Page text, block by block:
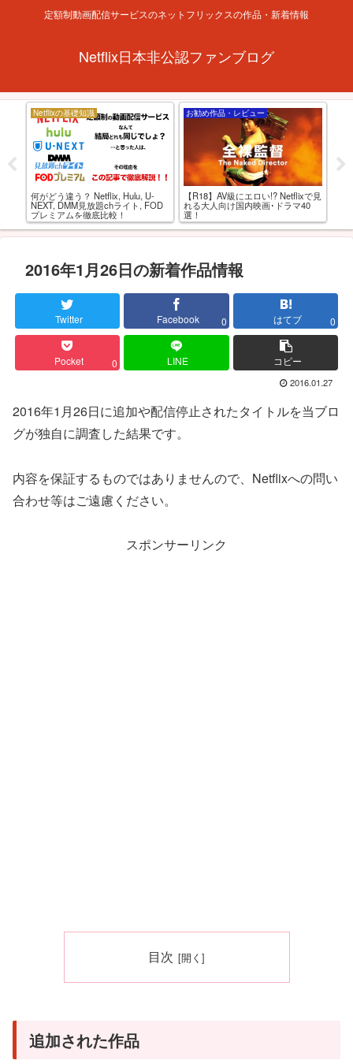
定額制動画配信サービスのネットフリックスの作品・新着情報
Netflix日本非公認ファンブログ
Netflixの基礎知識
何がどう違う？ Netflix, Hulu, U-
NEXT, DMM見放題chライト, FOD
プレミアムを徹底比較！
お勧め作品・レビュー
【R18】AV級にエロい!? Netflixで見
れる大人向け国内映画･ドラマ40
選！
2016年1月26日の新着作品情報
Twitter Facebook 0 はてブ 0
Pocket 0 LINE コピー
2016.01.27
2016年1月26日に追加や配信停止されたタイトルを当ブロ
グが独自に調査した結果です。
内容を保証するものではありませんので、Netflixへの問い
合わせ等はご遠慮ください。
スポンサーリンク
目次
追加された作品